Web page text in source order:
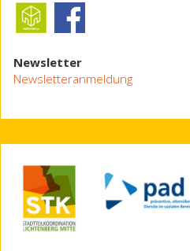
Newsletter
Newsletteranmeldung